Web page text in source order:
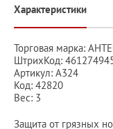
Характеристики
Торговая марка:
ШтрихКод:
Артикул: А324
Код: 42820
Вес: 3
Защита от грязных